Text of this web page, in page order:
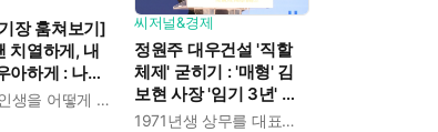
장 훔쳐보기]
치열하게, 내
아하게 : 나만
설계법
'그 후'의 인생을 어떻게 살 것인가
씨저널&경제
정원주 대우건설 '직할
체제' 굳히기 : '매형' 김
보현 사장 '임기 3년' 받
고 4개월 만에 물러났다
1971년생 상무를 대표이사로 발탁